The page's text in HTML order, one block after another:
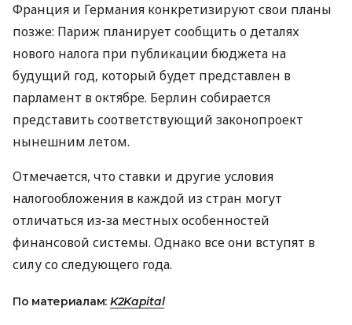
Франция и Германия конкретизируют свои планы
позже: Париж планирует сообщить о деталях
нового налога при публикации бюджета на
будущий год, который будет представлен в
парламент в октябре. Берлин собирается
представить соответствующий законопроект
нынешним летом.
Отмечается, что ставки и другие условия
налогообложения в каждой из стран могут
отличаться из-за местных особенностей
финансовой системы. Однако все они вступят в
силу со следующего года.
По материалам: K2Kapital